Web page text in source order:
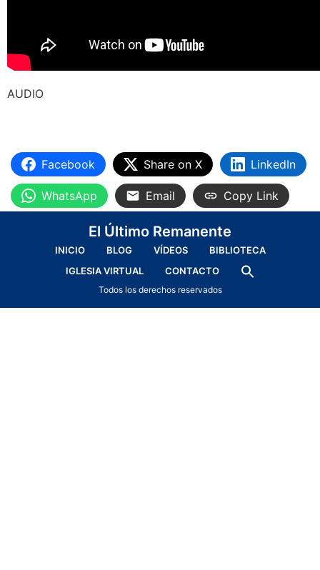
AUDIO
Facebook Share on X LinkedIn
WhatsApp Email Copy Link
El Último Remanente
INICIO BLOG VÍDEOS
BIBLIOTECA
IGLESIA VIRTUAL
CONTACTO
Todos los derechos reservados